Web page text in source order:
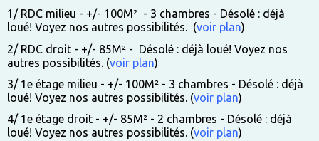
1/ RDC milieu - +/- 100M² - 3 chambres - Désolé : déjà
loué! Voyez nos autres possibilités. (voir plan)
2/ RDC droit - +/- 85M² - Désolé : déjà loué! Voyez nos
autres possibilités. (voir plan)
3/ 1e étage milieu - +/- 100M² - 3 chambres - Désolé : déjà
loué! Voyez nos autres possibilités. (voir plan)
4/ 1e étage droit - +/- 85M² - 2 chambres - Désolé : déjà
loué! Voyez nos autres possibilités. (voir plan)